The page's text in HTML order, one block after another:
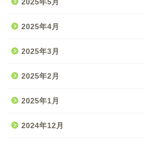
2025年5月
2025年4月
2025年3月
2025年2月
2025年1月
2024年12月